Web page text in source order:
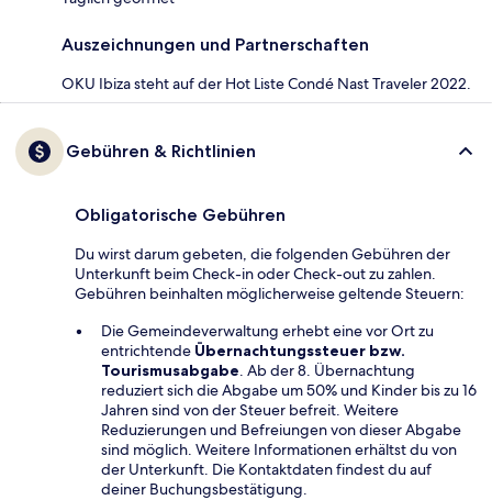
Auszeichnungen und Partnerschaften
OKU Ibiza steht auf der Hot Liste Condé Nast Traveler 2022.
Gebühren & Richtlinien
Obligatorische Gebühren
Du wirst darum gebeten, die folgenden Gebühren der
Unterkunft beim Check-in oder Check-out zu zahlen.
Gebühren beinhalten möglicherweise geltende Steuern:
Die Gemeindeverwaltung erhebt eine vor Ort zu
entrichtende Übernachtungssteuer bzw.
Tourismusabgabe. Ab der 8. Übernachtung
reduziert sich die Abgabe um 50% und Kinder bis zu 16
Jahren sind von der Steuer befreit. Weitere
Reduzierungen und Befreiungen von dieser Abgabe
sind möglich. Weitere Informationen erhältst du von
der Unterkunft. Die Kontaktdaten findest du auf
deiner Buchungsbestätigung.